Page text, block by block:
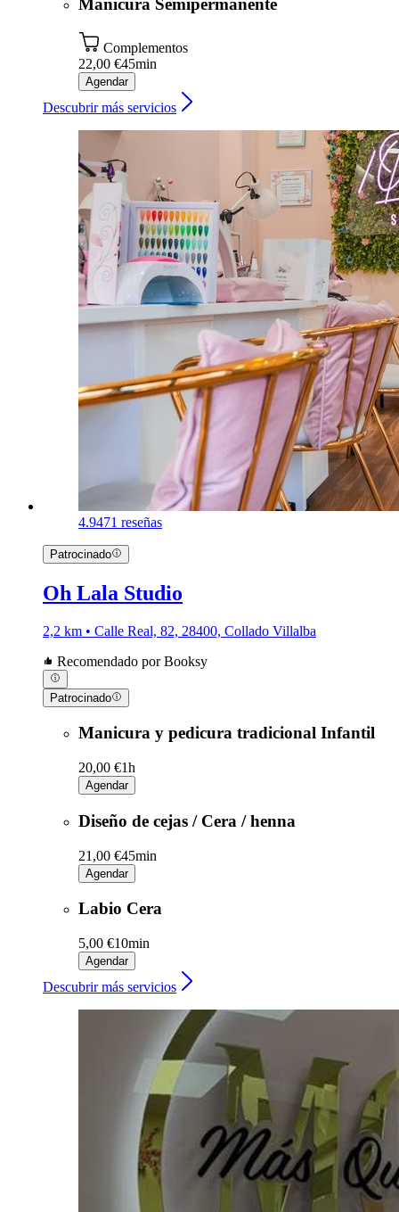
Manicura Semipermanente
Complementos
22,00 €45min
Agendar
Descubrir más servicios
4.9471 reseñas
Patrocinado
Oh Lala Studio
2,2 km • Calle Real, 82, 28400, Collado Villalba
Recomendado por Booksy
Patrocinado
Manicura y pedicura tradicional Infantil
20,00 €1h
Agendar
Diseño de cejas / Cera / henna
21,00 €45min
Agendar
Labio Cera
5,00 €10min
Agendar
Descubrir más servicios